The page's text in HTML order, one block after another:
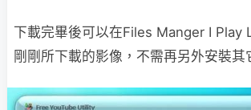
下載完畢後可以在Files Manger I Play
剛剛所下載的影像，不需再另外安裝其